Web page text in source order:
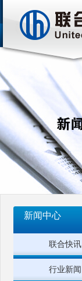
新闻中心
联合快讯
行业新闻